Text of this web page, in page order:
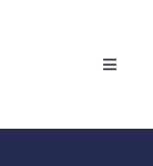
Toggle